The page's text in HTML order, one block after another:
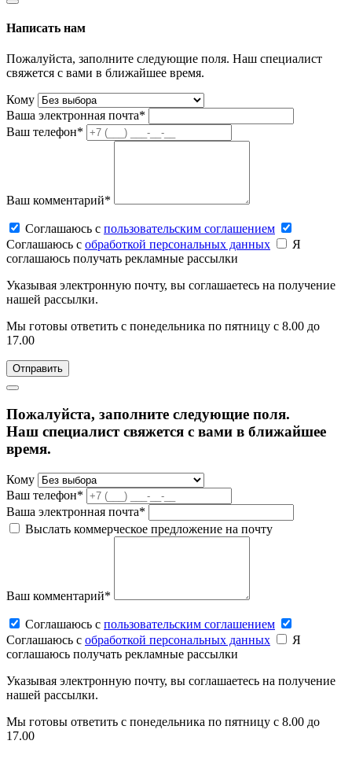
Написать нам
Пожалуйста, заполните следующие поля. Наш специалист
свяжется с вами в ближайшее время.
Кому
Ваша электронная почта*
Ваш телефон*
Ваш комментарий*
Соглашаюсь c пользовательским соглашением
Соглашаюсь c обработкой персональных данных
Я
соглашаюсь получать рекламные рассылки
Указывая электронную почту, вы соглашаетесь на получение
нашей рассылки.
Мы готовы ответить с понедельника по пятницу с 8.00 до
17.00
Пожалуйста, заполните следующие поля.
Наш специалист свяжется с вами в ближайшее
время.
Кому
Ваш телефон*
Ваша электронная почта*
Выслать коммерческое предложение на почту
Ваш комментарий*
Соглашаюсь c пользовательским соглашением
Соглашаюсь c обработкой персональных данных
Я
соглашаюсь получать рекламные рассылки
Указывая электронную почту, вы соглашаетесь на получение
нашей рассылки.
Мы готовы ответить с понедельника по пятницу с 8.00 до
17.00